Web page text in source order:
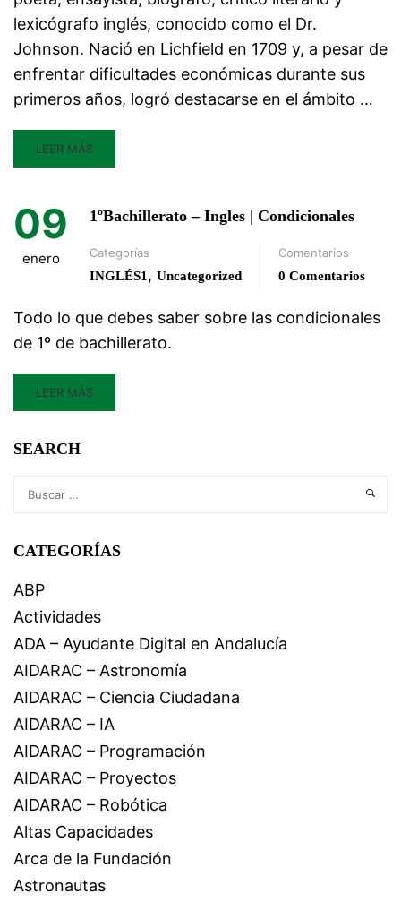
lexicógrafo inglés, conocido como el Dr.
Johnson. Nació en Lichfield en 1709 y, a pesar de
enfrentar dificultades económicas durante sus
primeros años, logró destacarse en el ámbito …
LEER MÁS
09
enero
1ºBachillerato – Ingles | Condicionales
Categorías
INGLÉS1 , Uncategorized
Comentarios
0 Comentarios
Todo lo que debes saber sobre las condicionales
de 1º de bachillerato.
LEER MÁS
SEARCH
CATEGORÍAS
ABP
Actividades
ADA – Ayudante Digital en Andalucía
AIDARAC – Astronomía
AIDARAC – Ciencia Ciudadana
AIDARAC – IA
AIDARAC – Programación
AIDARAC – Proyectos
AIDARAC – Robótica
Altas Capacidades
Arca de la Fundación
Astronautas